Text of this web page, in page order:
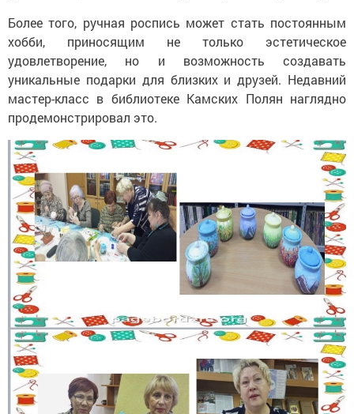
Более того, ручная роспись может стать постоянным
хобби, приносящим не только эстетическое
удовлетворение, но и возможность создавать
уникальные подарки для близких и друзей. Недавний
мастер-класс в библиотеке Камских Полян наглядно
продемонстрировал это.